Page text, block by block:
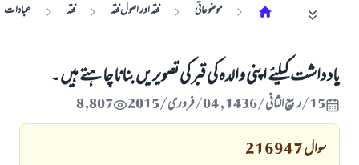
موضوعاتی فقہ اور اصول فقہ فقہ عبادات
یاد داشت کیلئے اپنی والدہ کی قبر کی تصویریں بنانا چاہتے ہیں۔
15/ربيع الثاني/1436 , 04/فروری/2015 8,807
سوال216947